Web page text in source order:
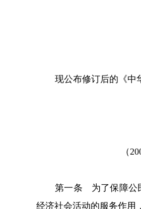
现公布修订后的《中
（
第一条 为了保障公
经济社会活动的服务作用